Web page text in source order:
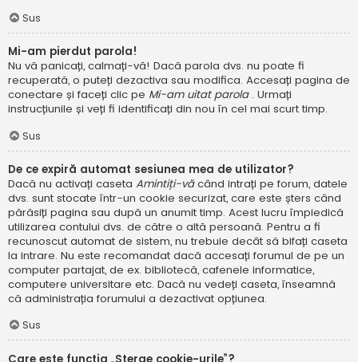
Sus
Mi-am pierdut parola!
Nu vă panicați, calmați-vă! Dacă parola dvs. nu poate fi
recuperată, o puteți dezactiva sau modifica. Accesați pagina de
conectare și faceți clic pe Mi-am uitat parola . Urmați
instrucțiunile și veți fi identificați din nou în cel mai scurt timp.
Sus
De ce expiră automat sesiunea mea de utilizator?
Dacă nu activați caseta Amintiți-văcând intrați pe forum, datele
dvs. sunt stocate într-un cookie securizat, care este șters când
părăsiți pagina sau după un anumit timp. Acest lucru împiedică
utilizarea contului dvs. de către o altă persoană. Pentru a fi
recunoscut automat de sistem, nu trebuie decât să bifați caseta
la intrare. Nu este recomandat dacă accesați forumul de pe un
computer partajat, de ex. bibliotecă, cafenele informatice,
computere universitare etc. Dacă nu vedeți caseta, înseamnă
că administrația forumului a dezactivat opțiunea.
Sus
Care este funcția „Șterge cookie-urile”?